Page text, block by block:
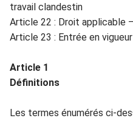
travail clandestin
Article 22 : Droit applicable
Article 23 : Entrée en vigueur
Article 1
Définitions
Les termes énumérés ci-